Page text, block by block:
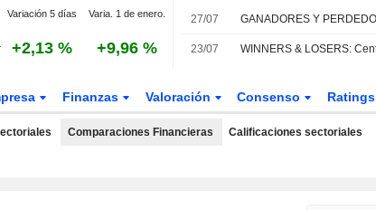
Variación 5 días Varia. 1 de enero.
+2,13 % +9,96 %
27/07
23/07
Finanzas Valoración Consenso Ratings
Comparaciones Financieras Calificaciones sectoriales